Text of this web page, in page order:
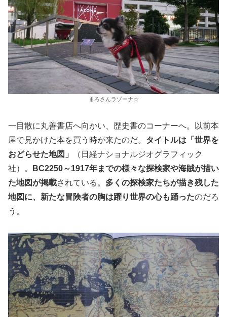
まろさんラゾーナ☆
一目散に丸善書店へ向かい、歴史書のコーナーへ。以前本
屋で見かけた本を買う時が来たのだ。 タイトルは「世界を
おどらせた地図」
（日経ナショナルジオグラフィック
社）。
BC2250～1917年までの様々な探検家や海賊が描い
た地図が掲載されている。 多くの探検家たちが描き残した
地図に、新たな冒険者の胸は躍り世界の心も踊ったのだろ
う。